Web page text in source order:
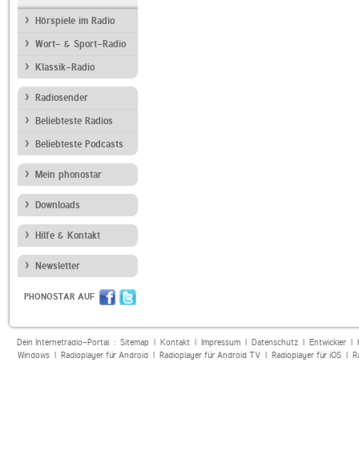
Hörspiele im Radio
Wort- & Sport-Radio
Klassik-Radio
Radiosender
Beliebteste Radios
Beliebteste Podcasts
Mein phonostar
Downloads
Hilfe & Kontakt
Newsletter
PHONOSTAR AUF
Dein Internetradio-Portal : Sitemap| Kontakt| Impressum| Datenschutz| Entwickler|
Windows| Radioplayer für Android| Radioplayer für Android TV| Radioplayer für iOS|